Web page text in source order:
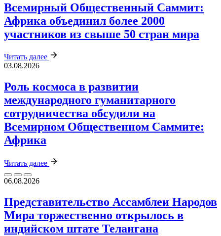
Всемирный Общественный Саммит:
Африка объединил более 2000
участников из свыше 50 стран мира
Читать далее
03.08.2026
Роль космоса в развитии
международного гуманитарного
сотрудничества обсудили на
Всемирном Общественном Саммите:
Африка
Читать далее
06.08.2026
Представительство Ассамблеи Народов
Мира торжественно открылось в
индийском штате Телангана